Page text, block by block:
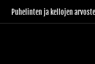
Puhelinten ja kellojen